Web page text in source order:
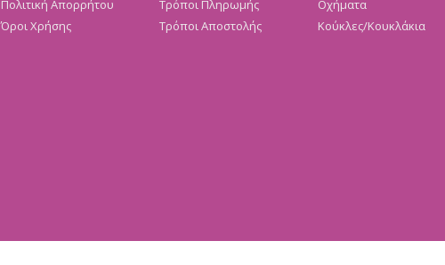
Πολιτική Απορρήτου
Όροι Χρήσης
Τρόποι Πληρωμής
Τρόποι Αποστολής
Οχήματα
Κούκλες/Κουκλάκια